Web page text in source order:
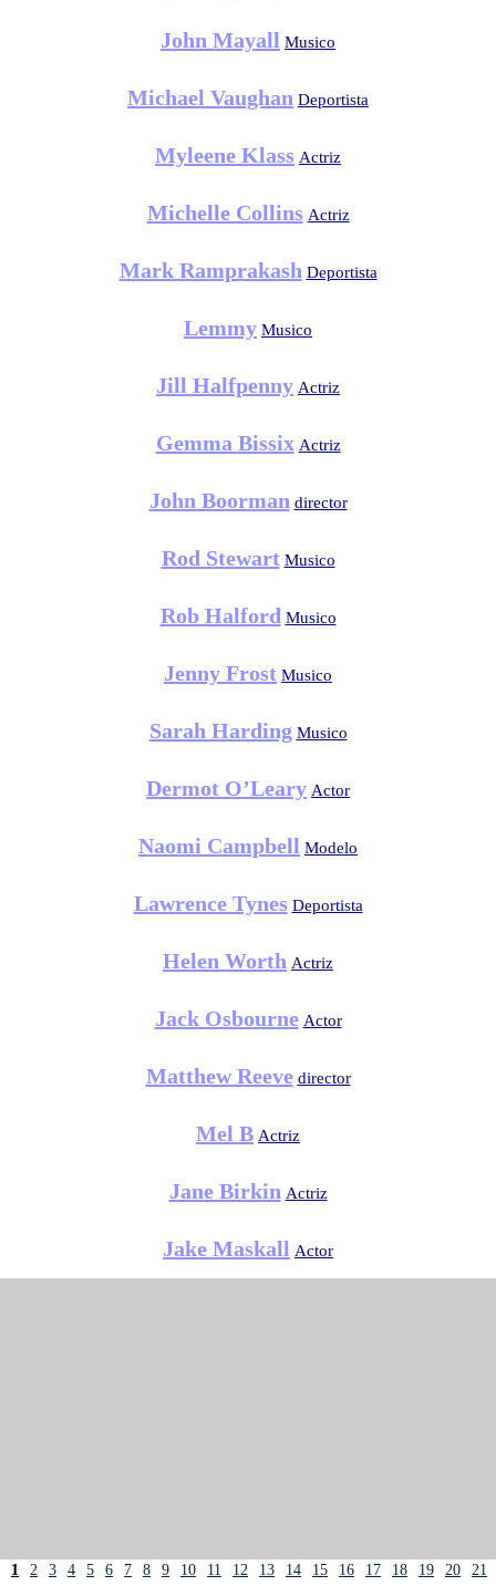
John Mayall Musico
Michael Vaughan Deportista
Myleene Klass Actriz
Michelle Collins Actriz
Mark Ramprakash Deportista
Lemmy Musico
Jill Halfpenny Actriz
Gemma Bissix Actriz
John Boorman director
Rod Stewart Musico
Rob Halford Musico
Jenny Frost Musico
Sarah Harding Musico
Dermot O’Leary Actor
Naomi Campbell Modelo
Lawrence Tynes Deportista
Helen Worth Actriz
Jack Osbourne Actor
Matthew Reeve director
Mel B Actriz
Jane Birkin Actriz
Jake Maskall Actor
1 2 3 4 5 6 7 8 9 10 11 12 13 14 15 16 17 18 19 20
21